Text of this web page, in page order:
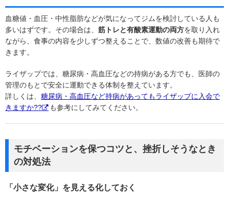
血糖値・血圧・中性脂肪などが気になってジムを検討している人も
多いはずです。その場合は、 筋トレと有酸素運動の両方を取り入れ
ながら、食事の内容を少しずつ整えることで、数値の改善も期待で
きます。
ライザップでは、糖尿病・高血圧などの持病がある方でも、医師の
管理のもとで安全に運動できる体制を整えています。
詳しくは、 糖尿病・高血圧など持病があってもライザップに入会で
きますか??
も参考にしてみてください。
モチベーションを保つコツと、挫折しそうなとき
の対処法
「小さな変化」を見える化しておく